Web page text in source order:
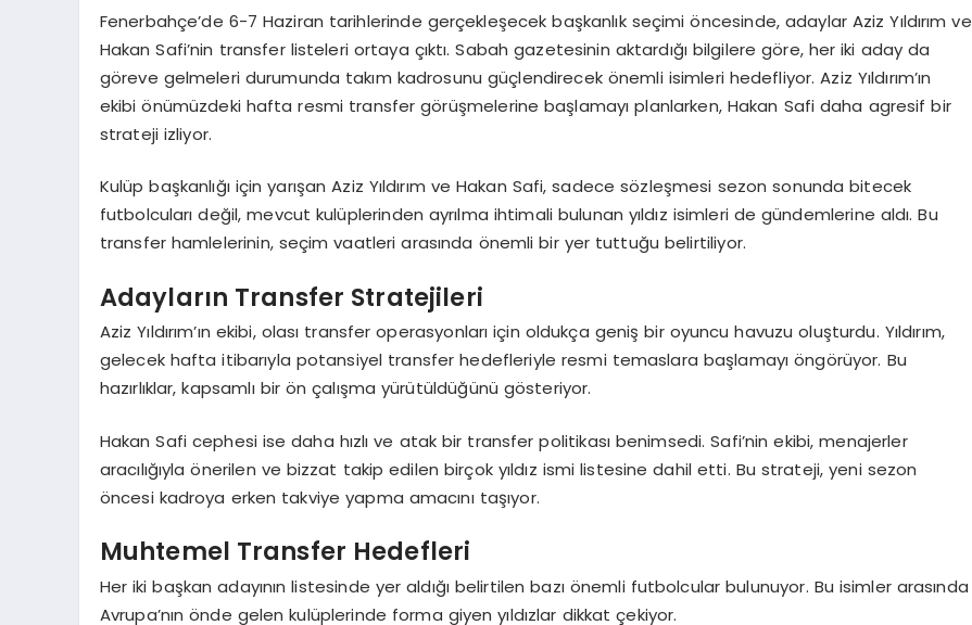
Fenerbahçe’de 6-7 Haziran tarihlerinde gerçekleşecek başkanlık seçimi öncesinde, adaylar Aziz Yıldırım ve
Hakan Safi’nin transfer listeleri ortaya çıktı. Sabah gazetesinin aktardığı bilgilere göre, her iki aday da
göreve gelmeleri durumunda takım kadrosunu güçlendirecek önemli isimleri hedefliyor. Aziz Yıldırım’ın
ekibi önümüzdeki hafta resmi transfer görüşmelerine başlamayı planlarken, Hakan Safi daha agresif bir
strateji izliyor.
Kulüp başkanlığı için yarışan Aziz Yıldırım ve Hakan Safi, sadece sözleşmesi sezon sonunda bitecek
futbolcuları değil, mevcut kulüplerinden ayrılma ihtimali bulunan yıldız isimleri de gündemlerine aldı. Bu
transfer hamlelerinin, seçim vaatleri arasında önemli bir yer tuttuğu belirtiliyor.
Adayların Transfer Stratejileri
Aziz Yıldırım’ın ekibi, olası transfer operasyonları için oldukça geniş bir oyuncu havuzu oluşturdu. Yıldırım,
gelecek hafta itibarıyla potansiyel transfer hedefleriyle resmi temaslara başlamayı öngörüyor. Bu
hazırlıklar, kapsamlı bir ön çalışma yürütüldüğünü gösteriyor.
Hakan Safi cephesi ise daha hızlı ve atak bir transfer politikası benimsedi. Safi’nin ekibi, menajerler
aracılığıyla önerilen ve bizzat takip edilen birçok yıldız ismi listesine dahil etti. Bu strateji, yeni sezon
öncesi kadroya erken takviye yapma amacını taşıyor.
Muhtemel Transfer Hedefleri
Her iki başkan adayının listesinde yer aldığı belirtilen bazı önemli futbolcular bulunuyor. Bu isimler arasında
Avrupa’nın önde gelen kulüplerinde forma giyen yıldızlar dikkat çekiyor.